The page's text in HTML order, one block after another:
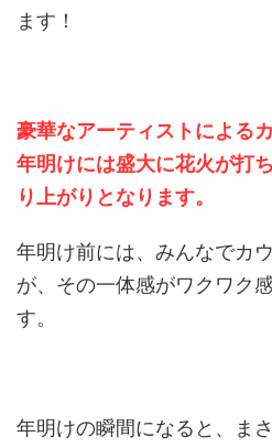
ます！
豪華なアーティストによる
年明けには盛大に花火が打
り上がりとなります。
年明け前には、みんなでカ
が、その一体感がワクワク
す。
年明けの瞬間になると、ま